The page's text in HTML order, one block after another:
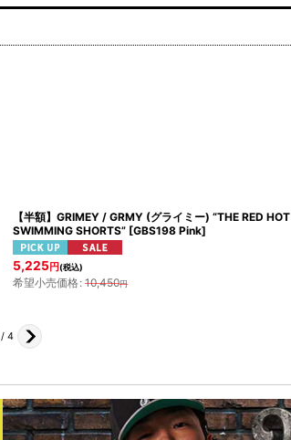
【半額】GRIMEY / GRMY (グライミー) “THE RED HOT
SWIMMING SHORTS” [GBS198 Pink]
5,225円(税込)
希望小売価格: 10,450円
/ 4